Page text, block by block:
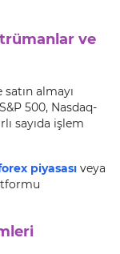
ve
almayı
500, Nasdaq-
sayıda işlem
piyasası veya